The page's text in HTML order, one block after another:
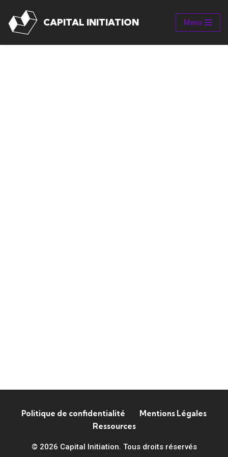
Aller
CAPITAL INITIATION Menu
Politique de confidentialité
Mentions Légales
Ressources
© 2026 Capital Initiation. Tous droits réservés